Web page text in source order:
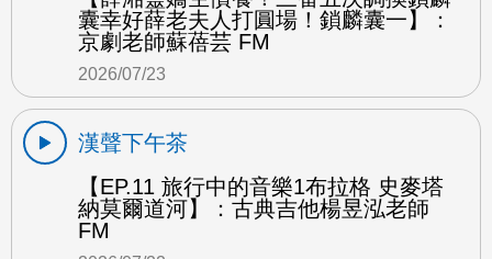
囊幸好薛老夫人打圓場！鎖麟囊一】：
京劇老師蘇蓓芸 FM
2026/07/23
漢聲下午茶
【EP.11 旅行中的音樂1布拉格 史麥塔
納莫爾道河】：古典吉他楊昱泓老師
FM